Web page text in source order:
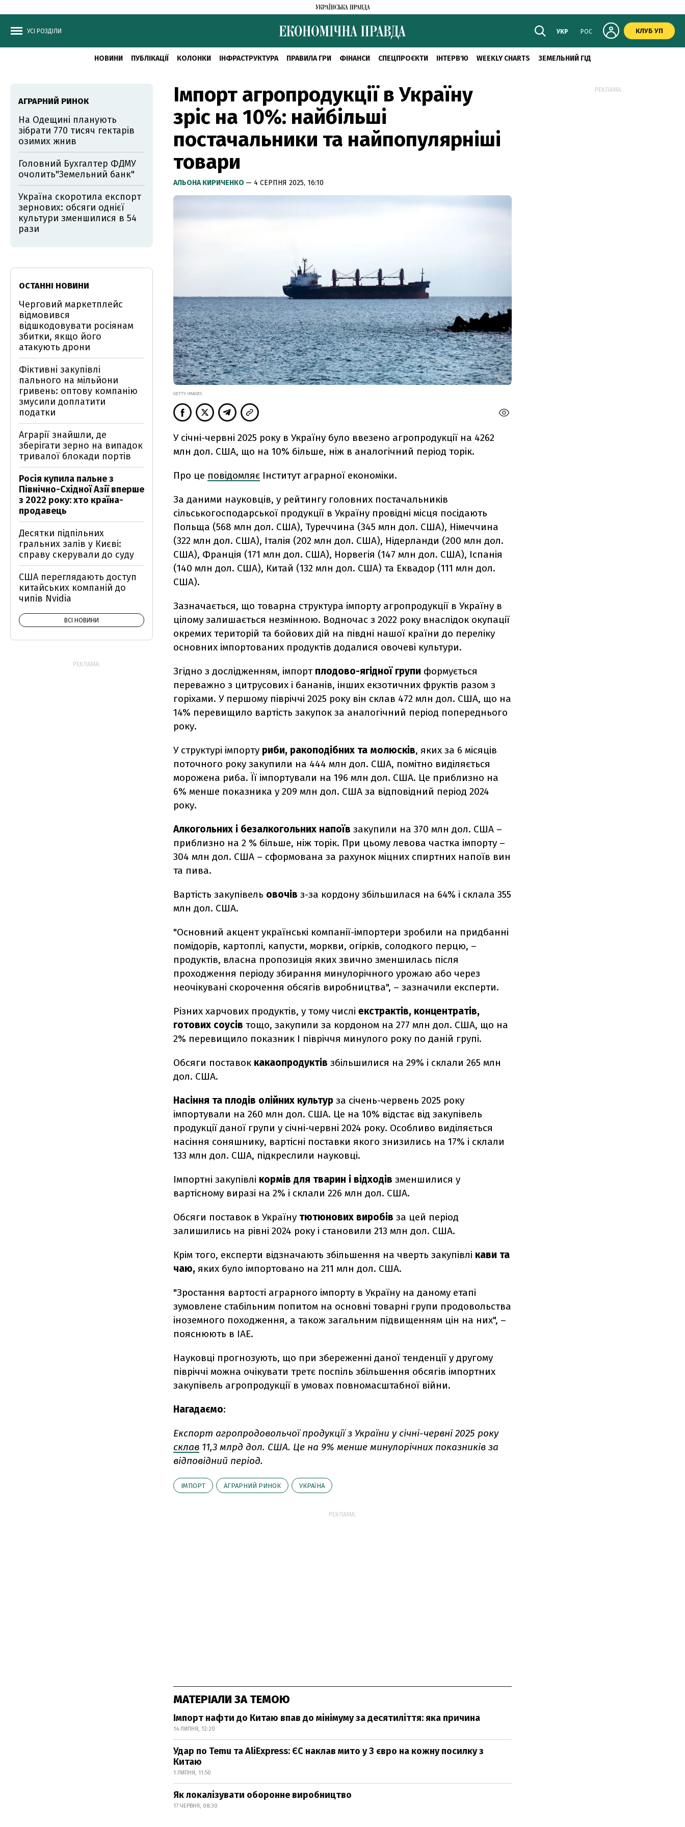
УСІ РОЗДІЛИ УКР РОС КЛУБ УП
НОВИНИ ПУБЛІКАЦІЇ КОЛОНКИ ІНФРАСТРУКТУРА ПРАВИЛА ГРИ ФІНАНСИ СПЕЦПРОЄКТИ ІНТЕРВ'Ю WEEKLY CHARTS ЗЕМЕЛЬНИЙ ГІД
Імпорт агропродукції в Україну
зріс на 10%: найбільші
постачальники та найпопулярніші
товари
АЛЬОНА КИРИЧЕНКО — 4 СЕРПНЯ 2025, 16:10
GETTY IMAGES
У січні-червні 2025 року в Україну було ввезено агропродукції на 4262
млн дол. США, що на 10% більше, ніж в аналогічний період торік.
Про це повідомляє Інститут аграрної економіки.
За даними науковців, у рейтингу головних постачальників
сільськогосподарської продукції в Україну провідні місця посідають
Польща (568 млн дол. США), Туреччина (345 млн дол. США), Німеччина
(322 млн дол. США), Італія (202 млн дол. США), Нідерланди (200 млн дол.
США), Франція (171 млн дол. США), Норвегія (147 млн дол. США), Іспанія
(140 млн дол. США), Китай (132 млн дол. США) та Еквадор (111 млн дол.
США).
Зазначається, що товарна структура імпорту агропродукції в Україну в
цілому залишається незмінною. Водночас з 2022 року внаслідок окупації
окремих територій та бойових дій на півдні нашої країни до переліку
основних імпортованих продуктів додалися овочеві культури.
Згідно з дослідженням, імпорт плодово-ягідної групи формується
переважно з цитрусових і бананів, інших екзотичних фруктів разом з
горіхами. У першому півріччі 2025 року він склав 472 млн дол. США, що на
14% перевищило вартість закупок за аналогічний період попереднього
року.
У структурі імпорту риби, ракоподібних та молюсків, яких за 6 місяців
поточного року закупили на 444 млн дол. США, помітно виділяється
морожена риба. Її імпортували на 196 млн дол. США. Це приблизно на
6% менше показника у 209 млн дол. США за відповідний період 2024
року.
Алкогольних і безалкогольних напоїв закупили на 370 млн дол. США –
приблизно на 2 % більше, ніж торік. При цьому левова частка імпорту –
304 млн дол. США – сформована за рахунок міцних спиртних напоїв вин
та пива.
Вартість закупівель овочів з-за кордону збільшилася на 64% і склала 355
млн дол. США.
"Основний акцент українські компанії-імпортери зробили на придбанні
помідорів, картоплі, капусти, моркви, огірків, солодкого перцю, –
продуктів, власна пропозиція яких звично зменшилась після
проходження періоду збирання минулорічного урожаю або через
неочікувані скорочення обсягів виробництва", – зазначили експерти.
Різних харчових продуктів, у тому числі екстрактів, концентратів,
готових соусів тощо, закупили за кордоном на 277 млн дол. США, що на
2% перевищило показник І півріччя минулого року по даній групі.
Обсяги поставок какаопродуктів збільшилися на 29% і склали 265 млн
дол. США.
Насіння та плодів олійних культур за січень-червень 2025 року
імпортували на 260 млн дол. США. Це на 10% відстає від закупівель
продукції даної групи у січні-червні 2024 року. Особливо виділяється
насіння соняшнику, вартісні поставки якого знизились на 17% і склали
133 млн дол. США, підкреслили науковці.
Імпортні закупівлі кормів для тварин і відходів зменшилися у
вартісному виразі на 2% і склали 226 млн дол. США.
Обсяги поставок в Україну тютюнових виробів за цей період
залишились на рівні 2024 року і становили 213 млн дол. США.
Крім того, експерти відзначають збільшення на чверть закупівлі кави та
чаю, яких було імпортовано на 211 млн дол. США.
"Зростання вартості аграрного імпорту в Україну на даному етапі
зумовлене стабільним попитом на основні товарні групи продовольства
іноземного походження, а також загальним підвищенням цін на них", –
пояснюють в ІАЕ.
Науковці прогнозують, що при збереженні даної тенденції у другому
півріччі можна очікувати третє поспіль збільшення обсягів імпортних
закупівель агропродукції в умовах повномасштабної війни.
Нагадаємо:
Експорт агропродовольчої продукції з України у січні-червні 2025 року
склав 11,3 млрд дол. США. Це на 9% менше минулорічних показників за
відповідний період.
ІМПОРТ АГРАРНИЙ РИНОК УКРАЇНА
РЕКЛАМА:
МАТЕРІАЛИ ЗА ТЕМОЮ
Імпорт нафти до Китаю впав до мінімуму за десятиліття: яка причина
14 ЛИПНЯ, 12:20
Удар по Temu та AliExpress: ЄС наклав мито у 3 євро на кожну посилку з
Китаю
1 ЛИПНЯ, 11:50
Як локалізувати оборонне виробництво
17 ЧЕРВНЯ, 08:30
АГРАРНИЙ РИНОК
На Одещині планують
зібрати 770 тисяч гектарів
озимих жнив
Головний Бухгалтер ФДМУ
очолить"Земельний банк"
Україна скоротила експорт
зернових: обсяги однієї
культури зменшилися в 54
рази
ОСТАННІ НОВИНИ
Черговий маркетплейс
відмовився
відшкодовувати росіянам
збитки, якщо його
атакують дрони
Фіктивні закупівлі
пального на мільйони
гривень: оптову компанію
змусили доплатити
податки
Аграрії знайшли, де
зберігати зерно на випадок
тривалої блокади портів
Росія купила пальне з
Північно-Східної Азії вперше
з 2022 року: хто країна-
продавець
Десятки підпільних
гральних залів у Києві:
справу скерували до суду
США переглядають доступ
китайських компаній до
чипів Nvidia
ВСІ НОВИНИ
РЕКЛАМА:
РЕКЛАМА: